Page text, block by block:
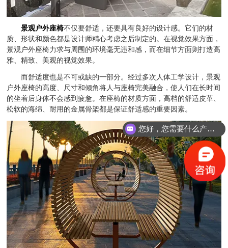
景观户外座椅不仅要舒适，还要具有良好的设计感。它们的材
质、形状和颜色都是设计师精心考虑之后制定的。在视觉效果方面，
景观户外座椅力求与周围的环境毫无违和感，而在细节方面则打造高
雅、精致、美观的视觉效果。
而舒适度也是不可或缺的一部分。经过多次人体工学设计，景观
户外座椅的高度、尺寸和倾角将人与座椅完美融合，使人们在长时间
的坐着后身体不会感到疲惫。在座椅的材质方面，高档的舒适皮革、
松软的海绵、耐用的金属骨架都是保证舒适感的重要因素。
您好，您需要什么产品？